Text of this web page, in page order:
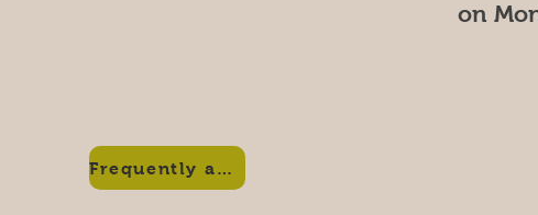
Frequently asked questions
on